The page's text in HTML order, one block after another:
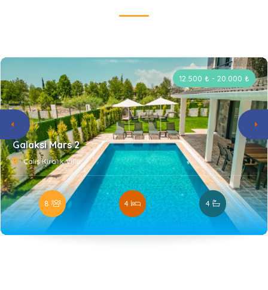
12.500 ₺ - 20.000 ₺
Galaksi Mars 2
Çalış Kiralık Villa
8 4 4